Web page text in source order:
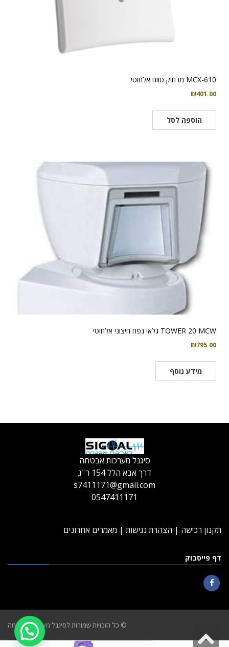
MCX-610 מרחיק טווח אלחוטי
₪401.00
הוספה לסל
TOWER 20 MCW גלאי נפח חיצוני אלחוטי
₪795.00
מידע נוסף
סיגנל מערכות אבטחה
דרך אבא הלל 154 ר''ג
s7411171@gmail.com
0547411171
תקנון רכישה | הצהרת נגישות | מאמרים אחרונים
דף פייסבוק
© כל הזכויות שמורות לסיגנל מערכות אבטחה גלילה